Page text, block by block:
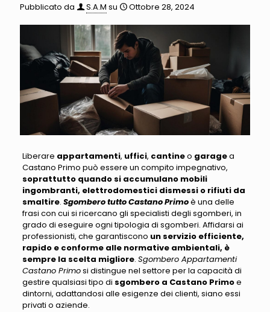
Pubblicato da S.A.M su Ottobre 28, 2024
Liberare appartamenti, uffici, cantineo garagea
Castano Primo può essere un compito impegnativo,
soprattutto quando si accumulano mobili
ingombranti, elettrodomestici dismessi o rifiuti da
smaltire. Sgombero tutto Castano Primoè una delle
frasi con cui si ricercano gli specialisti degli sgomberi, in
grado di eseguire ogni tipologia di sgomberi. Affidarsi ai
professionisti, che garantiscono un servizio efficiente,
rapido e conforme alle normative ambientali, è
sempre la scelta migliore. Sgombero Appartamenti
Castano Primosi distingue nel settore per la capacità di
gestire qualsiasi tipo di sgombero a Castano Primoe
dintorni, adattandosi alle esigenze dei clienti, siano essi
privati ​​o aziende.